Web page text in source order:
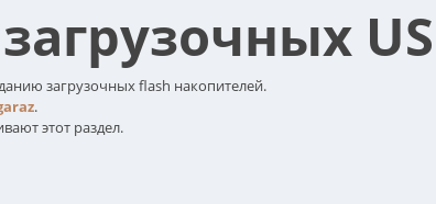
загрузочных flash накопителей.
.
этот раздел.